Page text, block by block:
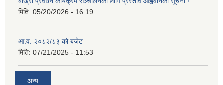
मिति: 05/20/2026 - 16:19
आ.व. २०८२/८३ को बजेट
मिति: 07/21/2025 - 11:53
अन्य